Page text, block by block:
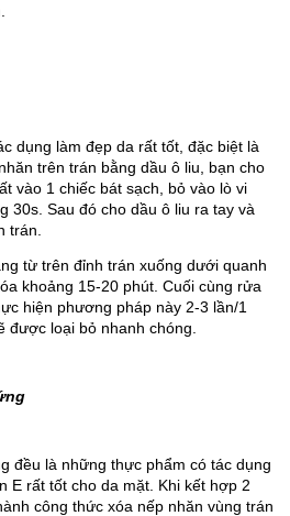
dụng làm đẹp da rất tốt, đặc biệt là
trên trán bằng dầu ô liu, bạn cho
vào 1 chiếc bát sạch, bỏ vào lò vi
30s. Sau đó cho dầu ô liu ra tay và
trán.
từ trên đỉnh trán xuống dưới quanh
khoảng 15-20 phút. Cuối cùng rửa
hiện phương pháp này 2-3 lần/1
được loại bỏ nhanh chóng.
đều là những thực phẩm có tác dụng
E rất tốt cho da mặt. Khi kết hợp 2
công thức xóa nếp nhăn vùng trán